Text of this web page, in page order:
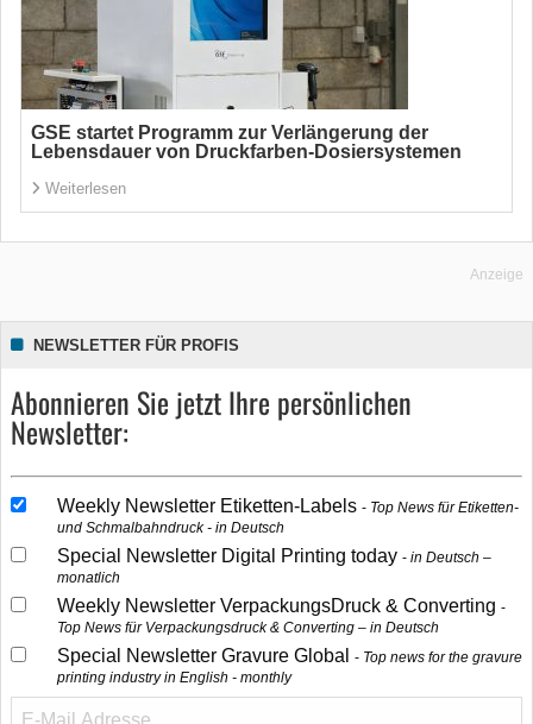
GSE startet Programm zur Verlängerung der
Lebensdauer von Druckfarben-Dosiersystemen
Weiterlesen
Anzeige
NEWSLETTER FÜR PROFIS
Abonnieren Sie jetzt Ihre persönlichen
Newsletter:
Weekly Newsletter Etiketten-Labels
Top News für Etiketten-
und Schmalbahndruck - in Deutsch
Special Newsletter Digital Printing today
in Deutsch –
monatlich
Weekly Newsletter VerpackungsDruck & Converting
Top News für Verpackungsdruck & Converting – in Deutsch
Special Newsletter Gravure Global
Top news for the gravure
printing industry in English - monthly